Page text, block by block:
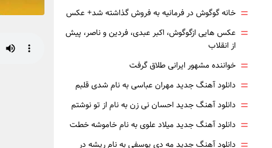
= خانه گوگوش در فرمانیه به فروش گذاشته شد+ عکس
= عکس هایی ازگوگوش، اکبر عبدی، فردین و ناصر، پیش
از انقلاب
= خواننده مشهور ایرانی طلاق گرفت
= دانلود آهنگ جدید مهران عباسی به نام شدی قلبم
= دانلود آهنگ جدید احسان نی زن به نام از تو نوشتم
= دانلود آهنگ جدید میلاد علوی به نام خاموشه خطت
دانلود آهنگ جدید مه دی یوسفی به نام ریشه در